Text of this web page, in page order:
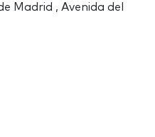
Madrid , Avenida del